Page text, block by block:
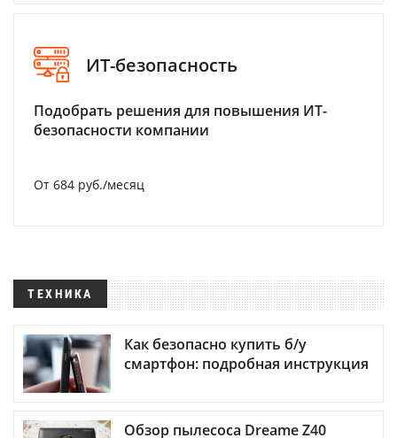
ИТ-безопасность
Подобрать решения для повышения ИТ-
безопасности компании
От 684 руб./месяц
ТЕХНИКА
Как безопасно купить б/у
смартфон: подробная инструкция
Обзор пылесоса Dreame Z40